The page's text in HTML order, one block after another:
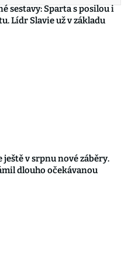
sestavy: Sparta s posilou i
Lídr Slavie už v základu
ještě v srpnu nové záběry.
dlouho očekávanou